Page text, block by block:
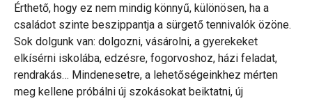
Érthető, hogy ez nem mindig könnyű, különösen, ha a
családot szinte beszippantja a sürgető tennivalók özöne.
Sok dolgunk van: dolgozni, vásárolni, a gyerekeket
elkísérni iskolába, edzésre, fogorvoshoz, házi feladat,
rendrakás… Mindenesetre, a lehetőségeinkhez mérten
meg kellene próbálni új szokásokat beiktatni, új